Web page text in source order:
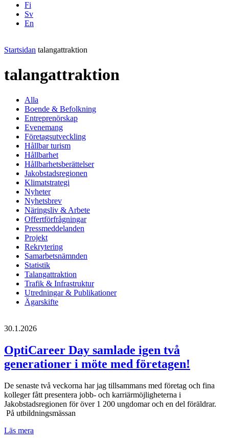
Fi
Sv
En
Startsidan talangattraktion
talangattraktion
Alla
Boende & Befolkning
Entreprenörskap
Evenemang
Företagsutveckling
Hållbar turism
Hållbarhet
Hållbarhetsberättelser
Jakobstadsregionen
Klimatstrategi
Nyheter
Nyhetsbrev
Näringsliv & Arbete
Offertförfrågningar
Pressmeddelanden
Projekt
Rekrytering
Samarbetsnämnden
Statistik
Talangattraktion
Trafik & Infrastruktur
Utredningar & Publikationer
Ägarskifte
30.1.2026
OptiCareer Day samlade igen två
generationer i möte med företagen!
De senaste två veckorna har jag tillsammans med företag och fina
kolleger fått presentera jobb- och karriärmöjligheterna i
Jakobstadsregionen för över 1 200 ungdomar och en del föräldrar.
På utbildningsmässan
Läs mera